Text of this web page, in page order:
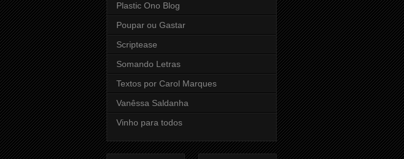
Plastic Ono Blog
Poupar ou Gastar
Scriptease
Somando Letras
Textos por Carol Marques
Vanêssa Saldanha
Vinho para todos